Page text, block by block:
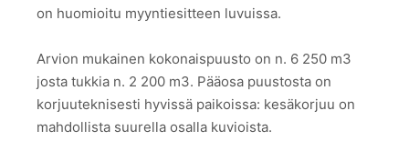
on huomioitu myyntiesitteen luvuissa.
Arvion mukainen kokonaispuusto on n. 6 250 m3
josta tukkia n. 2 200 m3. Pääosa puustosta on
korjuuteknisesti hyvissä paikoissa: kesäkorjuu on
mahdollista suurella osalla kuvioista.